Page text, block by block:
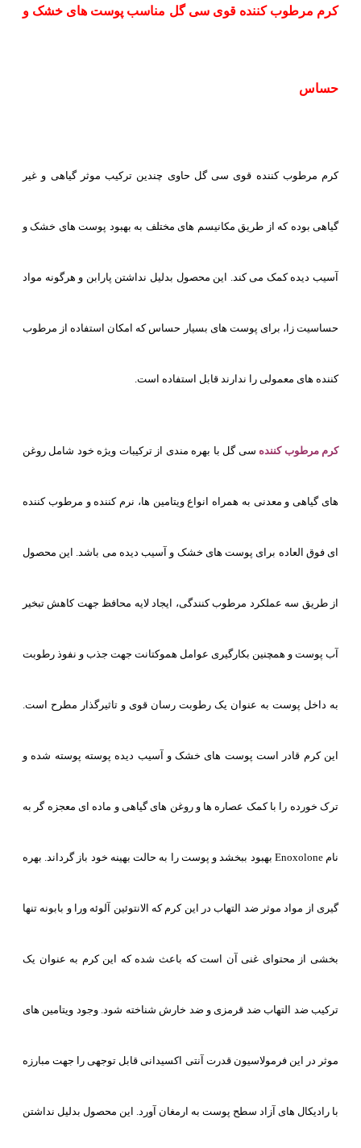
کرم مرطوب کننده قوی سی گل مناسب پوست های خشک و
حساس
کرم مرطوب کننده قوی سی گل حاوی چندین ترکیب موثر گیاهی و غیر
گیاهی بوده که از طریق مکانیسم های مختلف به بهبود پوست های خشک و
آسیب دیده کمک می کند. این محصول بدلیل نداشتن پارابن و هرگونه مواد
حساسیت زا، برای پوست های بسیار حساس که امکان استفاده از مرطوب
کننده های معمولی را ندارند قابل استفاده است.
کرم مرطوب کننده سی گل با بهره مندی از ترکیبات ویژه خود شامل روغن
های گیاهی و معدنی به همراه انواع ویتامین ها، نرم کننده و مرطوب کننده
ای فوق العاده برای پوست های خشک و آسیب دیده می باشد. این محصول
از طریق سه عملکرد مرطوب کنندگی، ایجاد لایه محافظ جهت کاهش تبخیر
آب پوست و همچنین بکارگیری عوامل هموکتانت جهت جذب و نفوذ رطوبت
به داخل پوست به عنوان یک رطوبت رسان قوی و تاثیرگذار مطرح است.
این کرم قادر است پوست های خشک و آسیب دیده پوسته پوسته شده و
ترک خورده را با کمک عصاره ها و روغن های گیاهی و ماده ای معجزه گر به
نام Enoxolone بهبود ببخشد و پوست را به حالت بهینه خود باز گرداند. بهره
گیری از مواد موثر ضد التهاب در این کرم که الانتوئین آلوئه ورا و بابونه تنها
بخشی از محتوای غنی آن است که باعث شده که این کرم به عنوان یک
ترکیب ضد التهاب ضد قرمزی و ضد خارش شناخته شود. وجود ویتامین های
موثر در این فرمولاسیون قدرت آنتی اکسیدانی قابل توجهی را جهت مبارزه
با رادیکال های آزاد سطح پوست به ارمغان آورد. این محصول بدلیل نداشتن